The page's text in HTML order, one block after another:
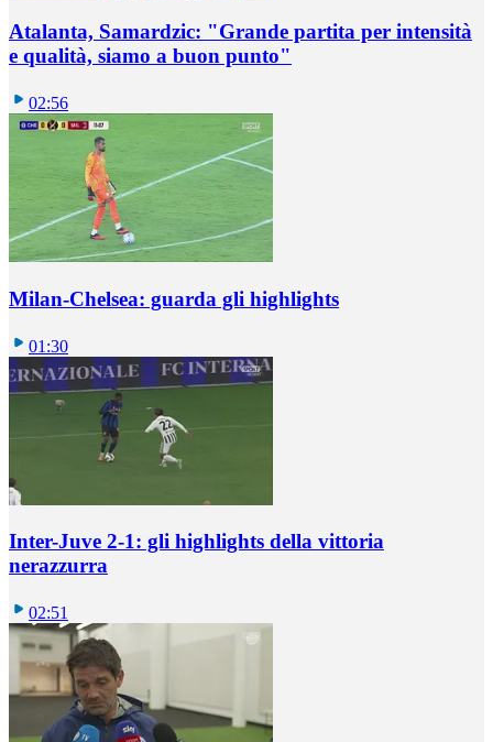
Atalanta, Samardzic: "Grande partita per intensità
e qualità, siamo a buon punto"
02:56
Milan-Chelsea: guarda gli highlights
01:30
Inter-Juve 2-1: gli highlights della vittoria
nerazzurra
02:51